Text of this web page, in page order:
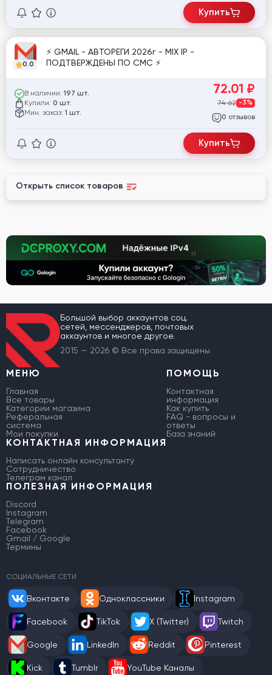
Купить
0.0
⚡ GMAIL - АВТОРЕГИ 2026г - MIX IP -
ПОДТВЕРЖДЕНЫ ПО СМС ⚡
В наличии: 197 шт.
Купили: 0 шт.
Мин. заказ: 1 шт.
72.01 ₽
74.62 -3%
0 отзывов
Купить
Открыть список товаров
Большой выбор аккаунтов соц.
сетей, мессенджеров, почтовых
аккаунтов и многое другое.
2015 — 2026 © Все права защищены
МЕНЮ
Главная
Все товары
Категории магазина
Реферальная
система
Мои покупки
ПОМОЩЬ
Контактная
информация
Как купить
FAQ - вопросы и
ответы
База знаний
КОНТАКТНАЯ ИНФОРМАЦИЯ
Написать онлайн консультанту
Сотрудничество
Телеграм канал
ПОЛЕЗНАЯ ИНФОРМАЦИЯ
Discord
Instagram
Telegram
Facebook
Gmail / Google
Термины
СОЦИАЛЬНЫЕ СЕТИ
Вконтакте Одноклассники Instagram
Facebook TikTok X (Twitter) Twitch
Google LinkedIn Reddit Pinterest
Kick Tumblr YouTube Каналы